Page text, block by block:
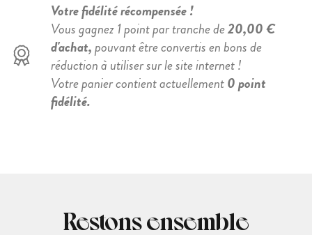
Votre fidélité récompensée !
Vous gagnez 1 point par tranche de20,00 €
d'achat,pouvant être convertis en bons de
réduction à utiliser sur le site internet !
Votre panier contient actuellement0 point
fidélité.
Restons ensemble